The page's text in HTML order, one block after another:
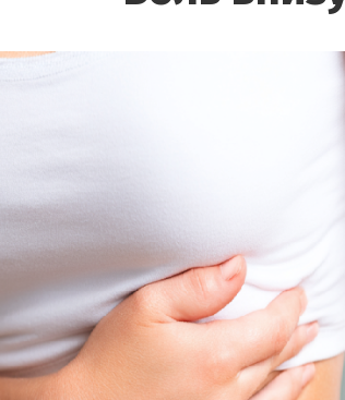
Я согласен на обработку